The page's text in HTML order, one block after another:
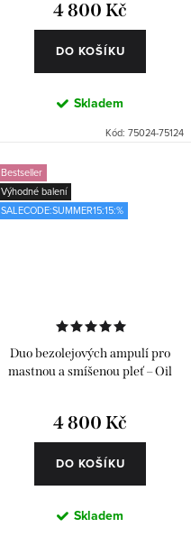
4 800 Kč
DO KOŠÍKU
Skladem
Kód: 75024-75124
Bestseller
Výhodné balení
SALECODE:SUMMER15:15:%
Duo bezolejových ampulí pro
mastnou a smíšenou pleť – Oil
4 800 Kč
DO KOŠÍKU
Skladem